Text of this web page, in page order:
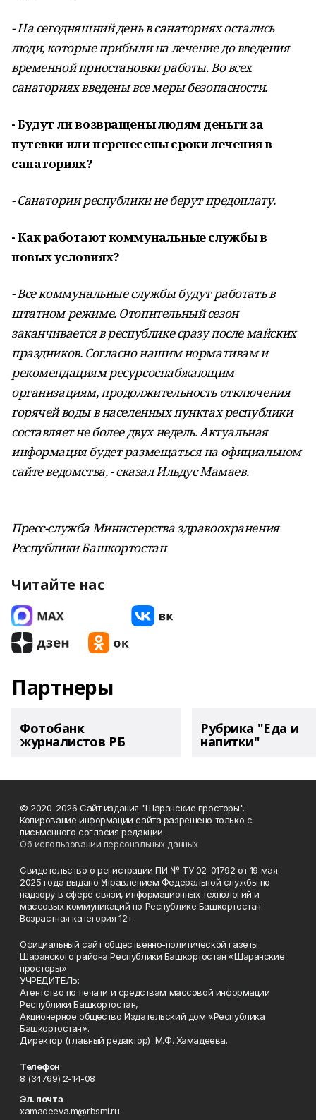
- На сегодняшний день в санаториях остались
люди, которые прибыли на лечение до введения
временной приостановки работы. Во всех
санаториях введены все меры безопасности.
- Будут ли возвращены людям деньги за
путевки или перенесены сроки лечения в
санаториях? ​
- Санатории республики не берут предоплату.
- Как работают коммунальные службы в
новых условиях?
- Все коммунальные службы будут работать в
штатном режиме. Отопительный сезон
заканчивается в республике сразу после майских
праздников. Согласно нашим нормативам и
рекомендациям ресурсоснабжающим
организациям, продолжительность отключения
горячей воды в населенных пунктах республики
составляет не более двух недель. Актуальная
информация будет размещаться на официальном
сайте ведомства, - сказал Ильдус Мамаев.
Пресс-служба Министерства здравоохранения
Республики Башкортостан
Читайте нас
Партнеры
Фотобанк
журналистов РБ
Рубрика "Еда и
напитки"
© 2020-2026 Сайт издания "Шаранские просторы".
Копирование информации сайта разрешено только с
письменного согласия редакции.
Об использовании персональных данных
Свидетельство о регистрации ПИ № ТУ 02-01792 от 19 мая
2025 года выдано Управлением Федеральной службы по
надзору в сфере связи, информационных технологий и
массовых коммуникаций по Республике Башкортостан.
Возрастная категория 12+
Официальный сайт общественно-политической газеты
Шаранского района Республики Башкортостан «Шаранские
просторы»
УЧРЕДИТЕЛЬ:
Агентство по печати и средствам массовой информации
Республики Башкортостан,
Акционерное общество Издательский дом «Республика
Башкортостан».
Директор (главный редактор) М.Ф. Хамадеева.
Телефон
8 (34769) 2-14-08
Эл. почта
xamadeeva.m@rbsmi.ru